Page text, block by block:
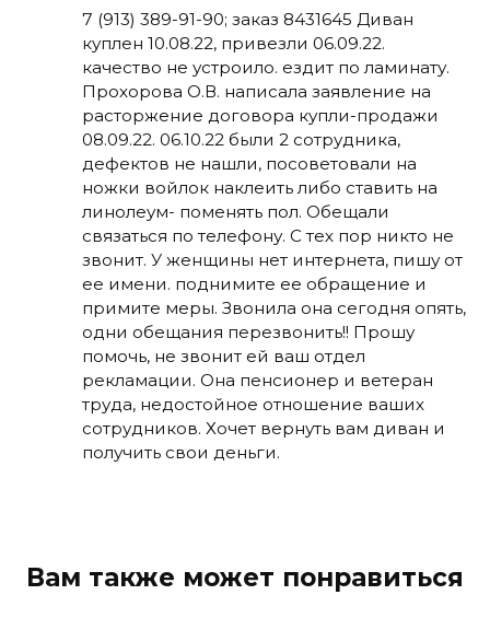
7 (913) 389-91-90; заказ 8431645 Диван
куплен 10.08.22, привезли 06.09.22.
качество не устроило. ездит по ламинату.
Прохорова О.В. написала заявление на
расторжение договора купли-продажи
08.09.22. 06.10.22 были 2 сотрудника,
дефектов не нашли, посоветовали на
ножки войлок наклеить либо ставить на
линолеум- поменять пол. Обещали
связаться по телефону. С тех пор никто не
звонит. У женщины нет интернета, пишу от
ее имени. поднимите ее обращение и
примите меры. Звонила она сегодня опять,
одни обещания перезвонить!! Прошу
помочь, не звонит ей ваш отдел
рекламации. Она пенсионер и ветеран
труда, недостойное отношение ваших
сотрудников. Хочет вернуть вам диван и
получить свои деньги.
Вам также может понравиться